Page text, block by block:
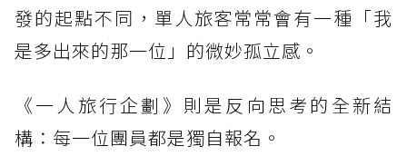
發的起點不同，單人旅客常常會有一種「我
是多出來的那一位」的微妙孤立感。
《一人旅行企劃》則是反向思考的全新結
構：每一位團員都是獨自報名。